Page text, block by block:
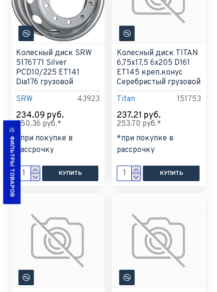
SRW 43923
Колесный диск SRW
5176771 Silver
PCD10/225 ET141
Dia176 грузовой
234.09 руб.
250.36 руб.*
*при покупке в
рассрочку
КУПИТЬ
Titan 151753
Колесный диск TITAN
6,75x17,5 6x205 D161
ET145 креп.конус
Серебристый грузовой
237.21 руб.
253.70 руб.*
*при покупке в
рассрочку
КУПИТЬ
ФИЛЬТРЫ ТОВАРОВ